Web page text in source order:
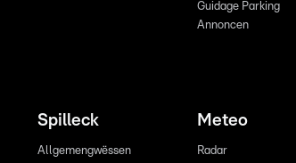
Guidage Parking
Annoncen
Spilleck
Allgemengwëssen
Meteo
Radar